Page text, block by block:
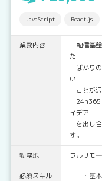
JavaScript React.js
業務内容
配信基盤
た
ばかり
い
ことが沢
24h365
イデア
を出し
す。
勤務地 フルリモ
必須スキル
・基本